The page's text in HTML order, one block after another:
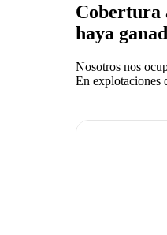
Cobertura
haya
Nosotros nos
En explotaciones